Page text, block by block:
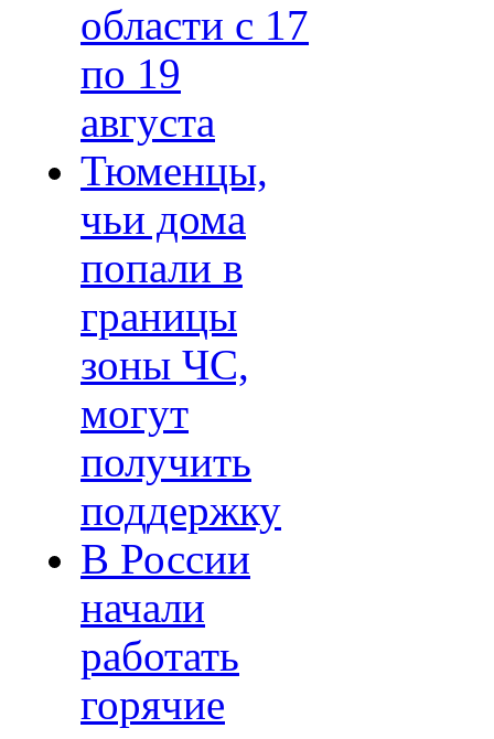
области с 17
по 19
августа
Тюменцы,
чьи дома
попали в
границы
зоны ЧС,
могут
получить
поддержку
В России
начали
работать
горячие